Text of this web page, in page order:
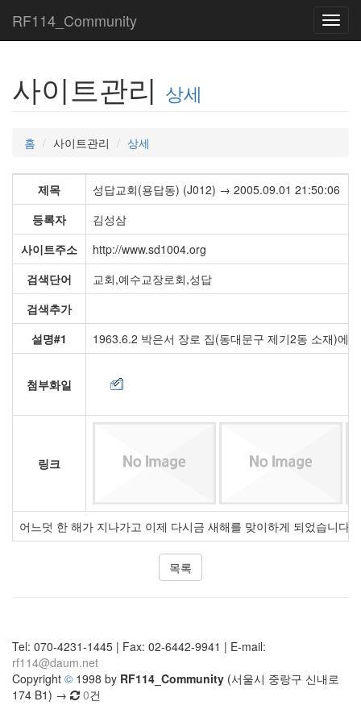
RF114_Community
사이트관리 상세
홈 사이트관리 상세
제목
성답교회(용답동) (J012) → 2005.09.01 21:50:06
등록자
김성삼
사이트주소
http://www.sd1004.org
검색단어
교회,예수교장로회,성답
검색추가
설명#1
1963.6.2 박은서 장로 집(동대문구 제기2동 소재)에
첨부화일
링크
어느덧 한 해가 지나가고 이제 다시금 새해를 맞이하게 되었습니
목록
Tel: 070-4231-1445 | Fax: 02-6442-9941 | E-mail:
rf114@daum.net
Copyright © 1998 by RF114_Community (서울시 중랑구 신내로
174 B1) →
0건